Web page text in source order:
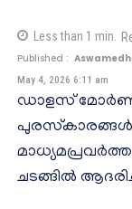
Less than 1 min.
Published :
May 4, 2026 6:11 am
ഡാളസ്
പുരസ്‌കാരങ്ങൾ
ചടങ്ങിൽ